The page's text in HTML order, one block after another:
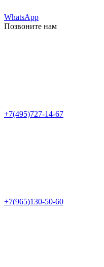
WhatsApp
Позвоните нам
+7(495)727-14-67
+7(965)130-50-60